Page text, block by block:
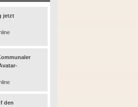
jetzt
den